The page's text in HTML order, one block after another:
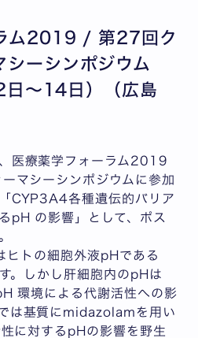
ム2019 / 第27回ク
シーシンポジウム
～14日）（広島
医療薬学フォーラム2019
マシーシンポジウムに参加
CYP3A4各種遺伝的バリア
pH の影響」として、ポス
トの細胞外液pHである
。しかし肝細胞内のpHは
環境による代謝活性への影
は基質にmidazolamを用い
に対するpHの影響を野生